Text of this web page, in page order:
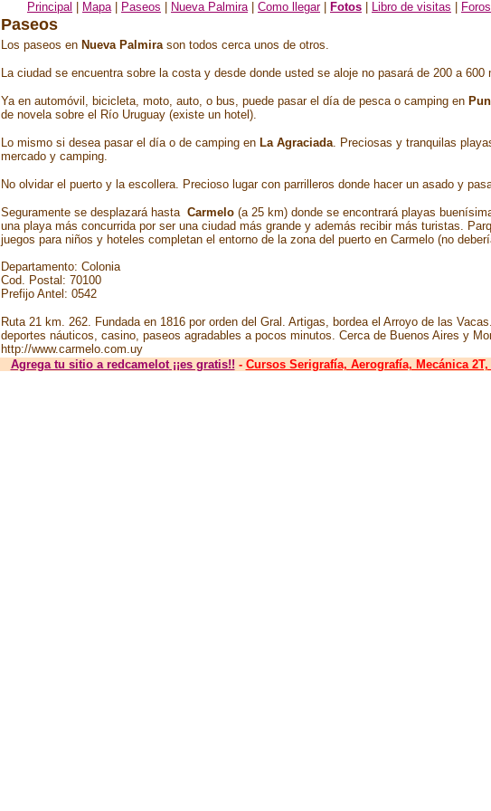
Principal Mapa| Paseos Nueva Palmira| Como llegar| Fotos Libro de visitas Foros
Paseos
Los paseos en Nueva Palmirason todos cerca unos de otros.
La ciudad se encuentra sobre la costa y desde donde usted se aloje no pasará de 200 a 600
Ya en automóvil, bicicleta, moto, auto, o bus, puede pasar el día de pesca o camping en
de novela sobre el Río Uruguay (existe un hotel).
Lo mismo si desea pasar el día o de camping en La Agraciada. Preciosas y tranquilas
mercado y camping.
No olvidar el puerto y la escollera. Precioso lugar con parrilleros donde hacer un asado y
Seguramente se desplazará hastaCarmelo(a 25 km) donde se encontrará playas
una playa más concurrida por ser una ciudad más grande y además recibir más turistas.
juegos para niños y hoteles completan el entorno de la zona del puerto en Carmelo (no
Departamento: Colonia
Cod. Postal: 70100
Prefijo Antel: 0542
Ruta 21 km. 262. Fundada en 1816 por orden del Gral. Artigas, bordea el Arroyo de las
deportes náuticos, casino, paseos agradables a pocos minutos. Cerca de Buenos Aires y
http://www.carmelo.com.uy
Agrega tu sitio a redcamelot¡¡es gratis!! - Cursos Serigrafía, Aerografía, Mecánica